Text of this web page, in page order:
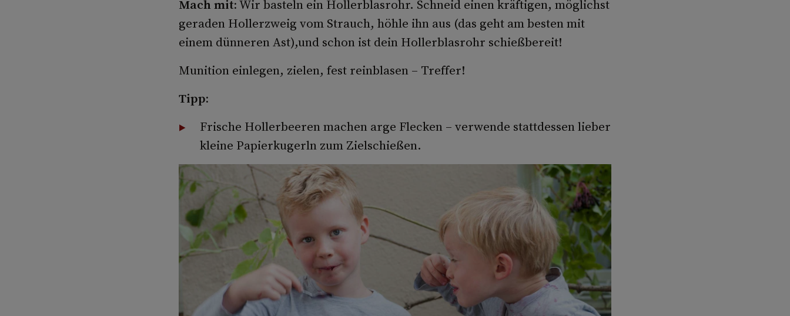
Mach mit:Wir basteln ein Hollerblasrohr. Schneid einen kräftigen, möglichst
geraden Hollerzweig vom Strauch, höhle ihn aus (das geht am besten mit
einem dünneren Ast),und schon ist dein Hollerblasrohr schießbereit!
Munition einlegen, zielen, fest reinblasen – Treffer!
Tipp:
Frische Hollerbeeren machen arge Flecken – verwende stattdessen lieber
kleine Papierkugerln zum Zielschießen.